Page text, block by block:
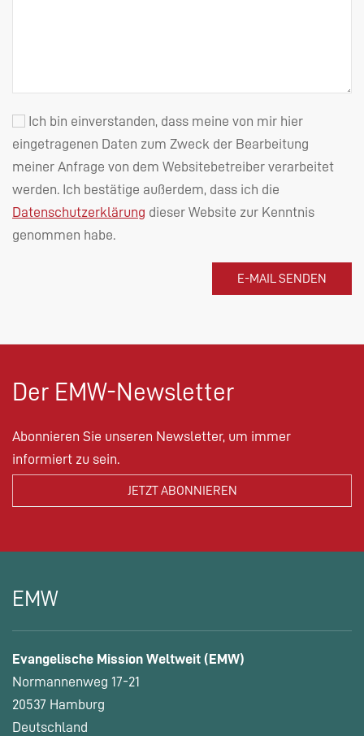
Ich bin einverstanden, dass meine von mir hier
eingetragenen Daten zum Zweck der Bearbeitung
meiner Anfrage von dem Websitebetreiber verarbeitet
werden. Ich bestätige außerdem, dass ich die
Datenschutzerklärung dieser Website zur Kenntnis
genommen habe.
Der EMW-Newsletter
Abonnieren Sie unseren Newsletter, um immer
informiert zu sein.
EMW
Evangelische Mission Weltweit (EMW)
Normannenweg 17-21
20537 Hamburg
Deutschland